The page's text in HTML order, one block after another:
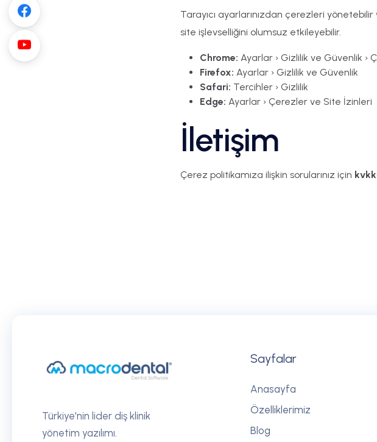
Tarayıcı ayarlarınızdan çerezleri yönetebilir
site işlevselliğini olumsuz etkileyebilir.
Chrome: Ayarlar › Gizlilik ve Güvenlik ›
Firefox: Ayarlar › Gizlilik ve Güvenlik
Safari: Tercihler › Gizlilik
Edge: Ayarlar › Çerezler ve Site İzinleri
İletişim
Çerez politikamıza ilişkin sorularınız için
Türkiye'nin lider diş klinik
yönetim yazılımı.
Sayfalar
Anasayfa
Özelliklerimiz
Blog